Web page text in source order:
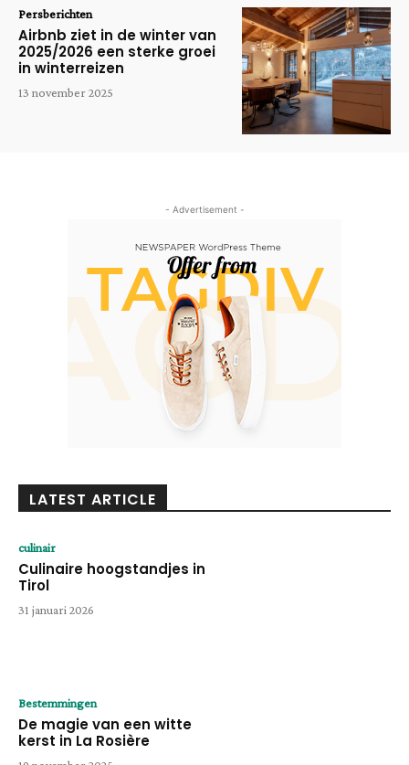
Persberichten
Airbnb ziet in de winter van
2025/2026 een sterke groei
in winterreizen
13 november 2025
- Advertisement -
LATEST ARTICLE
culinair
Culinaire hoogstandjes in
Tirol
31 januari 2026
Bestemmingen
De magie van een witte
kerst in La Rosière